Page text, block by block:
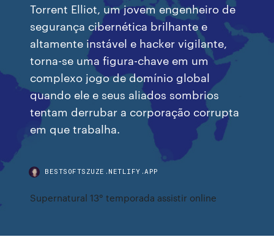
Torrent Elliot, um jovem engenheiro de
segurança cibernética brilhante e
altamente instável e hacker vigilante,
torna-se uma figura-chave em um
complexo jogo de domínio global
quando ele e seus aliados sombrios
tentam derrubar a corporação corrupta
em que trabalha.
BESTSOFTSZUZE.NETLIFY.APP
Supernatural 13° temporada assistir online